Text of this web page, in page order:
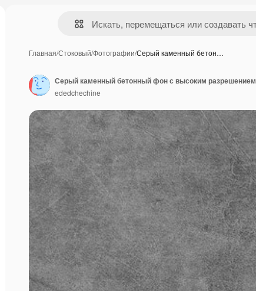
Главная/Стоковый/Фотографии/Серый каменный бетон…
ededchechine